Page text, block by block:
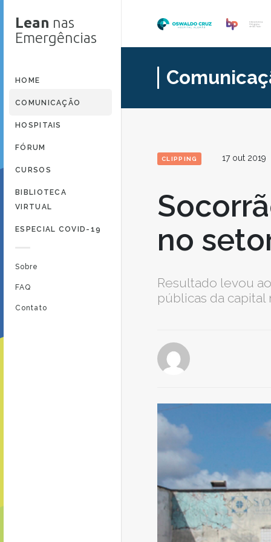
Lean nas
Emergências
HOME
COMUNICAÇÃO
HOSPITAIS
FÓRUM
CURSOS
BIBLIOTECA
VIRTUAL
ESPECIAL COVID-19
Sobre
FAQ
Contato
CLIPPING 17 out 2019
no
Resultado levou
públicas da capital